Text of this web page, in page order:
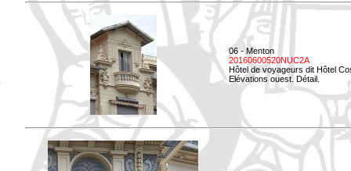
06 - Menton
20160600520NUC2A
Hôtel de voyageurs dit Hôtel
Elévations ouest. Détail.